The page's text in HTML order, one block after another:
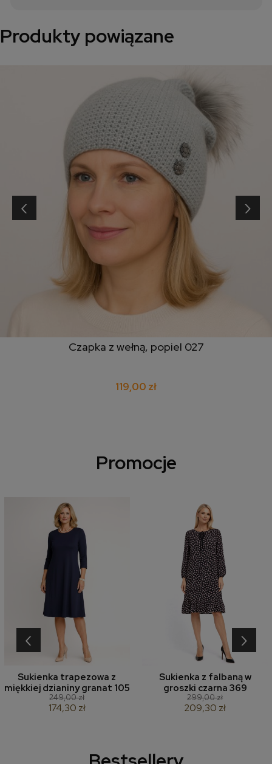
Produkty powiązane
Czapka z wełną, popiel 027
119,00 zł
‹ ›
Promocje
Sukienka trapezowa z
miękkiej dzianiny granat 105
249,00 zł
174,30 zł
Sukienka z falbaną w
groszki czarna 369
299,00 zł
209,30 zł
‹ ›